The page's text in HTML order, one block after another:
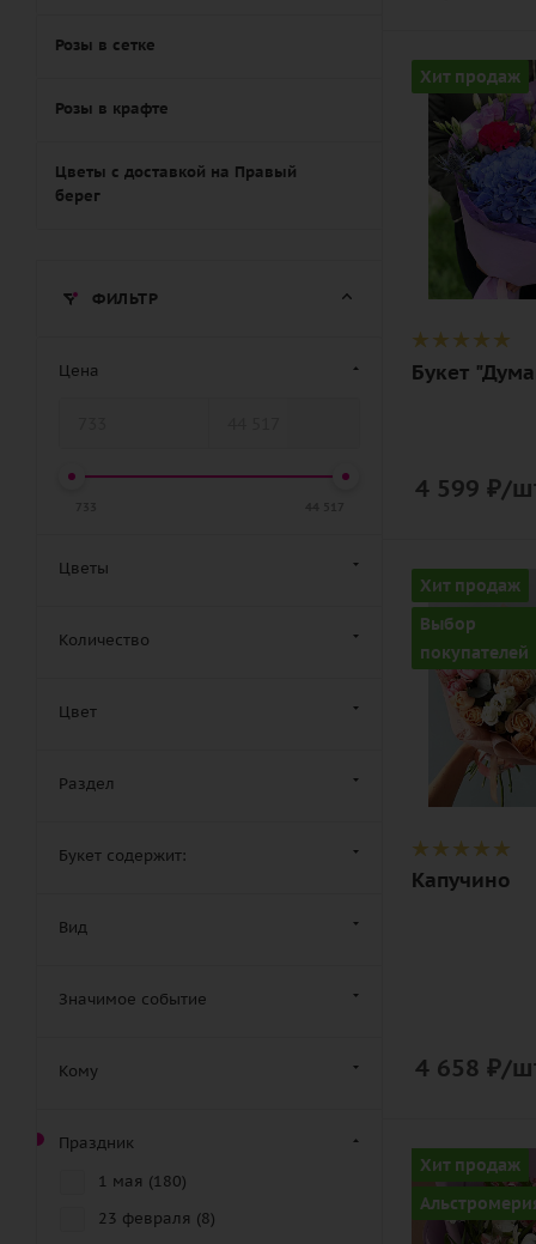
Хит продаж
Цвет
розовый,
синий,
Описание
гвоздика
(диантус),
роза,
эрингиум,
Букет
4 599 ₽/
Хит продаж
Выбор
покупателей
Цвет
Описание
гвоздика
(диантус),
эустома
(лизиантус),
упаковка
Капучино
4 658 ₽/
Хит продаж
Количество
Цвет
Розы в сетке
Розы в крафте
Цветы с доставкой на Правый
берег
ФИЛЬТР
Цена
Цветы
Количество
Цвет
Раздел
Букет содержит:
Вид
Значимое событие
Кому
Праздник
1 мая (180)
23 февраля (8)